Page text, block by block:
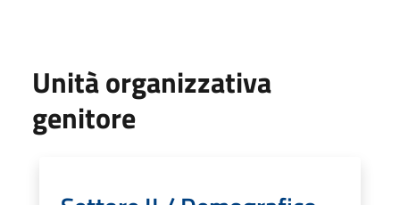
Unità organizzativa
genitore